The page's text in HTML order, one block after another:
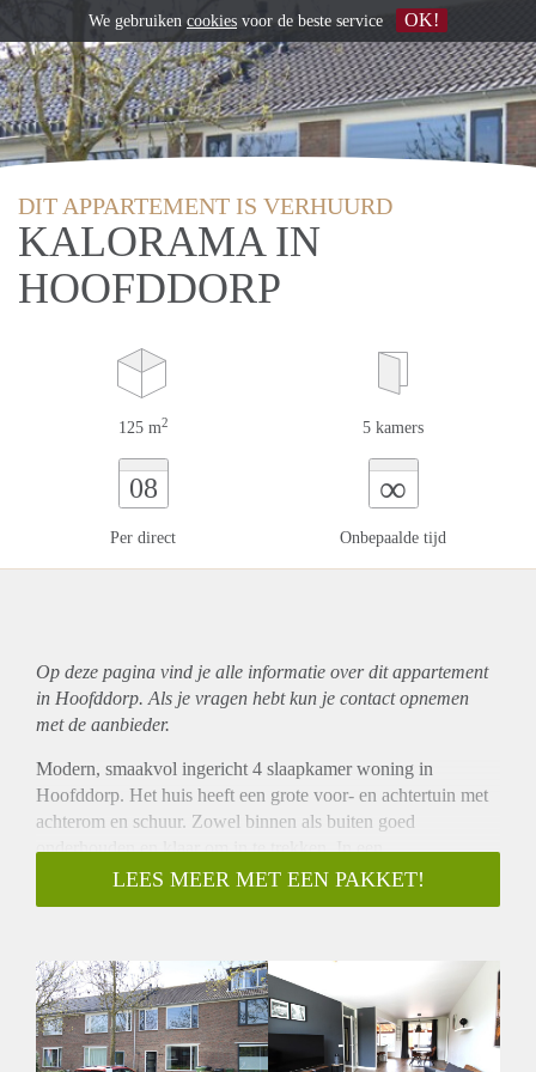
DIT APPARTEMENT IS VERHUURD
KALORAMA IN
HOOFDDORP
125 m2 5 kamers
08
Per direct
∞
Onbepaalde tijd
Op deze pagina vind je alle informatie over ditappartement
in Hoofddorp. Als je vragen hebt kun je contact opnemen
met de aanbieder.
Modern, smaakvol ingericht 4 slaapkamer woning in
Hoofddorp. Het huis heeft een grote voor- en achtertuin met
achterom en schuur. Zowel binnen als buiten goed
onderhouden en klaar om in te trekken. In een
kindervriendelijke buurt , dichtbij scholen, sport faciliteiten,
winkelcentrum en op loopafstand van het stadspark
Indeling:
Begane grond: Voortuin. Entree met kapstok en wc. Deur
naar grote woonkamer met openslaande deuren naar de
betegelde achtertuin met achterin een veranda. Moderne,
LEES MEER MET EEN PAKKET!
We gebruiken cookies voor de beste service OK!